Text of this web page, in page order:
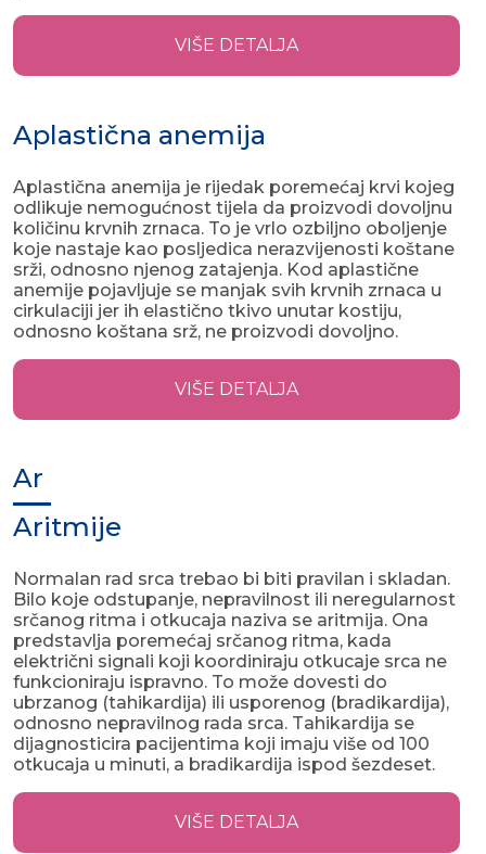
VIŠE DETALJA
Aplastična anemija
Aplastična anemija je rijedak poremećaj krvi kojeg
odlikuje nemogućnost tijela da proizvodi dovoljnu
količinu krvnih zrnaca. To je vrlo ozbiljno oboljenje
koje nastaje kao posljedica nerazvijenosti koštane
srži, odnosno njenog zatajenja. Kod aplastične
anemije pojavljuje se manjak svih krvnih zrnaca u
cirkulaciji jer ih elastično tkivo unutar kostiju,
odnosno koštana srž, ne proizvodi dovoljno.
VIŠE DETALJA
Ar
Aritmije
Normalan rad srca trebao bi biti pravilan i skladan.
Bilo koje odstupanje, nepravilnost ili neregularnost
srčanog ritma i otkucaja naziva se aritmija. Ona
predstavlja poremećaj srčanog ritma, kada
električni signali koji koordiniraju otkucaje srca ne
funkcioniraju ispravno. To može dovesti do
ubrzanog (tahikardija) ili usporenog (bradikardija),
odnosno nepravilnog rada srca. Tahikardija se
dijagnosticira pacijentima koji imaju više od 100
otkucaja u minuti, a bradikardija ispod šezdeset.
VIŠE DETALJA